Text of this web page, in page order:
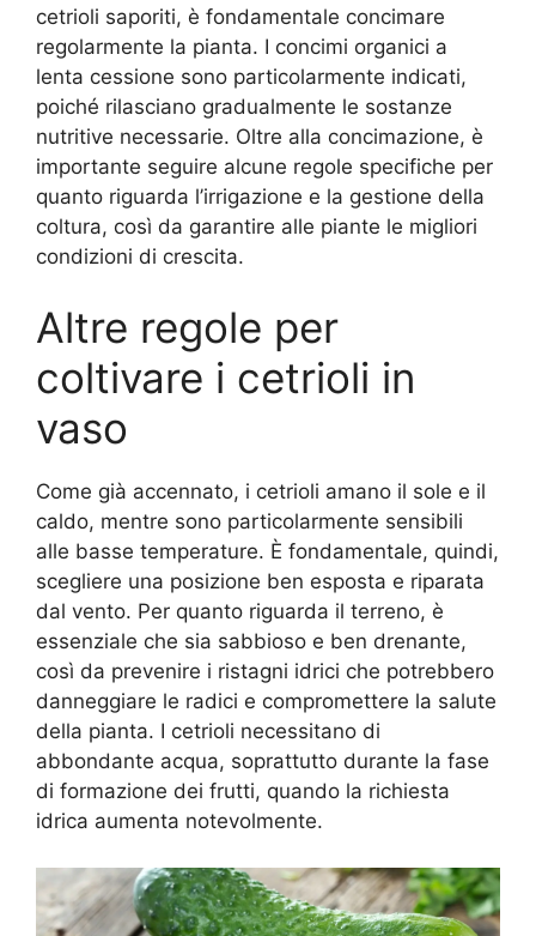
cetrioli saporiti, è fondamentale concimare
regolarmente la pianta. I concimi organici a
lenta cessione sono particolarmente indicati,
poiché rilasciano gradualmente le sostanze
nutritive necessarie. Oltre alla concimazione, è
importante seguire alcune regole specifiche per
quanto riguarda l’irrigazione e la gestione della
coltura, così da garantire alle piante le migliori
condizioni di crescita.
Altre regole per
coltivare i cetrioli in
vaso
Come già accennato, i cetrioli amano il sole e il
caldo, mentre sono particolarmente sensibili
alle basse temperature. È fondamentale, quindi,
scegliere una posizione ben esposta e riparata
dal vento. Per quanto riguarda il terreno, è
essenziale che sia sabbioso e ben drenante,
così da prevenire i ristagni idrici che potrebbero
danneggiare le radici e compromettere la salute
della pianta. I cetrioli necessitano di
abbondante acqua, soprattutto durante la fase
di formazione dei frutti, quando la richiesta
idrica aumenta notevolmente.